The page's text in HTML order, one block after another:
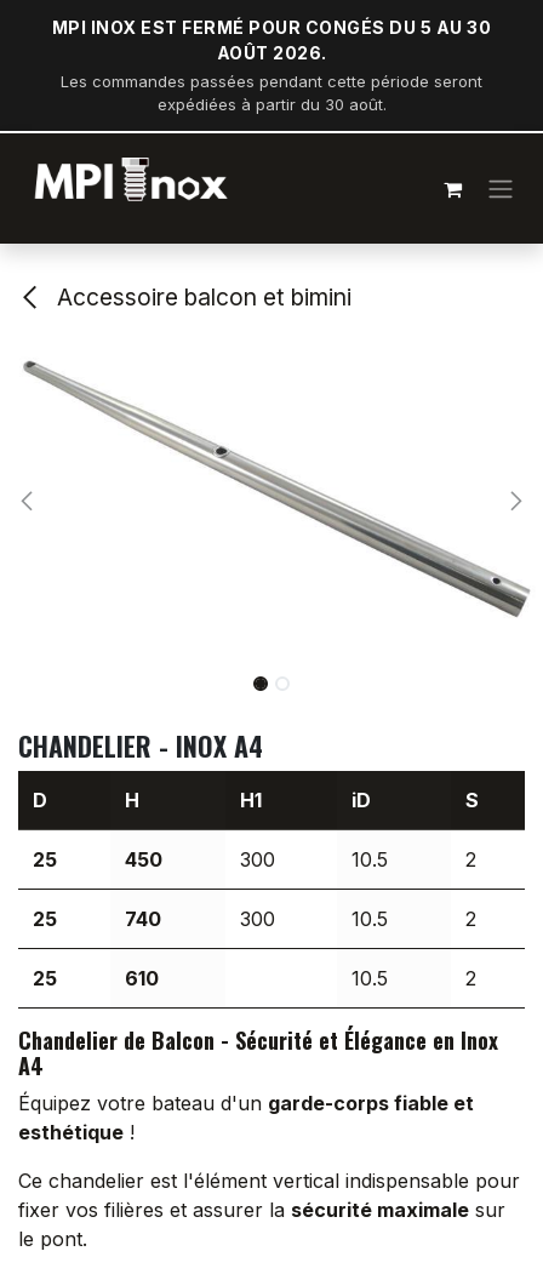
Se rendre au contenu
MPI INOX EST FERMÉ POUR CONGÉS DU 5 AU 30
AOÛT 2026.
Les commandes passées pendant cette période seront
expédiées à partir du 30 août.
Accessoire balcon et bimini
CHANDELIER - INOX A4
D H H1 iD S
25 450 300 10.5 2
25 740 300 10.5 2
25 610 10.5 2
Chandelier de Balcon - Sécurité et Élégance en Inox
A4
Équipez votre bateau d'un garde-corps fiable et
esthétique !
Ce chandelier est l'élément vertical indispensable pour
fixer vos filières et assurer la sécurité maximale sur
le pont.